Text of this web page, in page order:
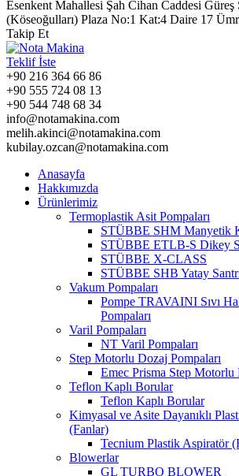
Esenkent Mahallesi Şah Cihan Caddesi
(Köseoğulları) Plaza No:1 Kat:4 Daire 17
Takip Et
Teklif İste
+90 216 364 66 86
+90 555 724 08 13
+90 544 748 68 34
info@notamakina.com
melih.akinci@notamakina.com
kubilay.ozcan@notamakina.com
Anasayfa
Hakkımızda
Ürünlerimiz
Termoplastik Asit Pompaları
STÜBBE SHM Manyetik
STÜBBE ETLB-S Dikey
STÜBBE X-CLASS
STÜBBE SHB Yatay
Vakum Pompaları
Pompe TRAVAINI Sıvı
Pompaları
Varil Pompaları
NT Varil Pompaları
Step Motorlu Dozaj Pompaları
Emec Prisma Step Motorlu
Teflon Kaplı Borular
Teflon Kaplı Borular
Kimyasal ve Asite Dayanıklı
(Fanlar)
Tecnium Plastik Aspiratör
Blowerlar
GL TURBO BLOWER